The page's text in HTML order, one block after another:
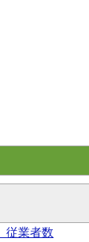
従業者数